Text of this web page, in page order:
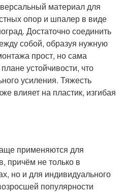
материал для
опор и шпалер в виде
Достаточно соединить
собой, образуя нужную
прост, но сама
устойчивости, что
усиления. Тяжесть
влияет на пластик, изгибая
применяются для
причём не только в
но и для индивидуального
популярности